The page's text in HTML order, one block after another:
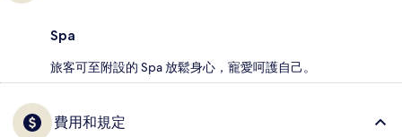
Spa
旅客可至附設的 Spa 放鬆身心，寵愛呵護自己。
費用和規定